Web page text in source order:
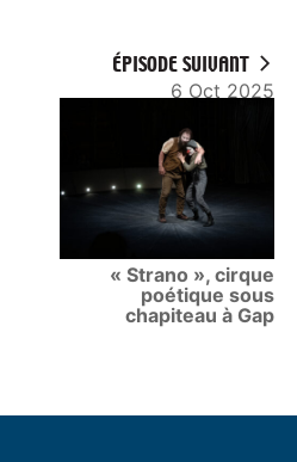
ÉPISODE SUIVANT
6 Oct 2025
« Strano », cirque
poétique sous
chapiteau à Gap